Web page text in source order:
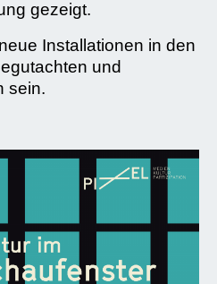
gezeigt.
Installationen in den
und
sein.